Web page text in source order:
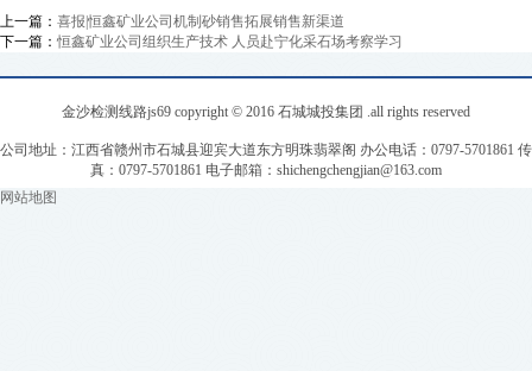
上一篇： 喜报|恒鑫矿业公司机制砂销售拓展销售新渠道
下一篇：恒鑫矿业公司组织生产技术 人员赴宁化采石场考察学习
金沙检测线路js69 copyright © 2016 石城城投集团 .all rights reserved
公司地址：江西省赣州市石城县迎宾大道东方明珠翡翠阁 办公电话：0797-5701861 传
真：0797-5701861 电子邮箱： shichengchengjian@163.com
网站地图